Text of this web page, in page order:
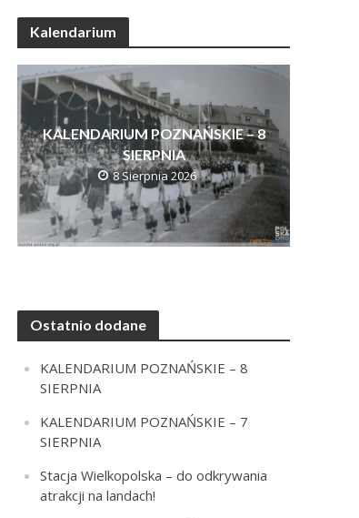
Kalendarium
KALENDARIUM POZNAŃSKIE – 8
SIERPNIA
8 Sierpnia 2026
Ostatnio dodane
KALENDARIUM POZNAŃSKIE – 8
SIERPNIA
KALENDARIUM POZNAŃSKIE – 7
SIERPNIA
Stacja Wielkopolska – do odkrywania
atrakcji na landach!